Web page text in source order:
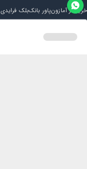
خرید از آمازونپاور بانکبلک فرایدی
مجله ایران باباحساب کاربری